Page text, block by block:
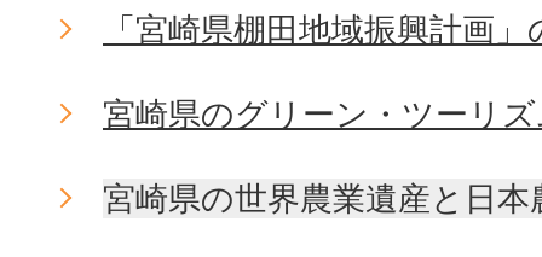
「宮崎県棚田地域振興計画
宮崎県のグリーン・ツーリ
宮崎県の世界農業遺産と日本